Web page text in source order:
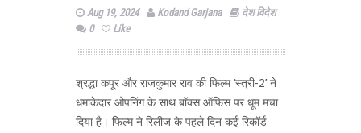
Aug 19, 2024 Kodand Garjana
देश विदेश
0
Like
श्रद्धा कपूर और राजकुमार राव की फिल्म ‘स्त्री-2’ ने
धमाकेदार ओपनिंग के साथ बॉक्स ऑफिस पर धूम मचा
दिया है। फिल्म ने रिलीज के पहले दिन कई रिकॉर्ड